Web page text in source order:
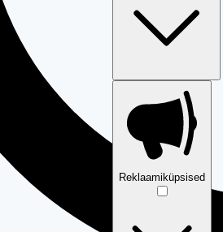
Reklaamiküpsised